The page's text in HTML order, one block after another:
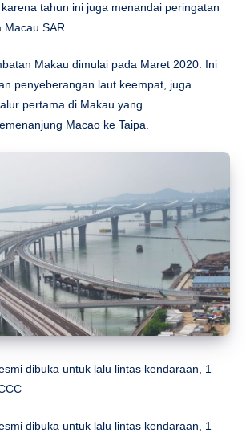
tahun ini juga menandai peringatan
Macau SAR.
Makau dimulai pada Maret 2020. Ini
penyeberangan laut keempat, juga
pertama di Makau yang
Macao ke Taipa.
dibuka untuk lalu lintas kendaraan, 1
dibuka untuk lalu lintas kendaraan, 1